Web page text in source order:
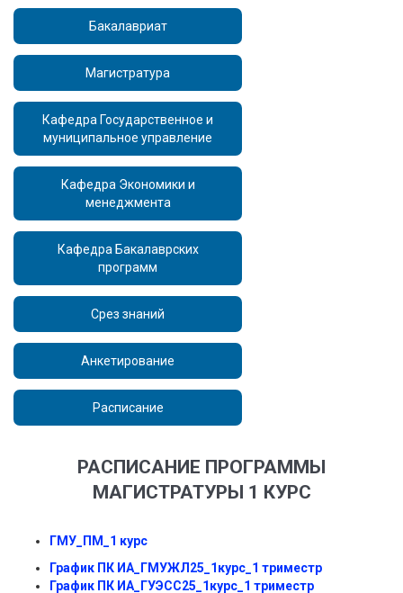
Бакалавриат
Магистратура
Кафедра Государственное и
муниципальное управление
Кафедра Экономики и
менеджмента
Кафедра Бакалаврских
программ
Срез знаний
Анкетирование
Расписание
РАСПИСАНИЕ ПРОГРАММЫ
МАГИСТРАТУРЫ 1 КУРС
ГМУ_ПМ_1 курс
График ПК ИА_ГМУЖЛ25_1курс_1 триместр
График ПК ИА_ГУЭСС25_1курс_1 триместр